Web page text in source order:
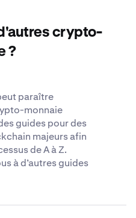
Découvrez nos
entier.crypto-
?
paraître
monnaie
guides pour des
majeurs afin
de A à Z.
à d’autres guides